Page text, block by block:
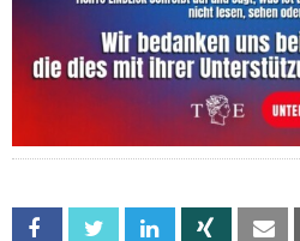
Facebook Twitter Linkedin Xing